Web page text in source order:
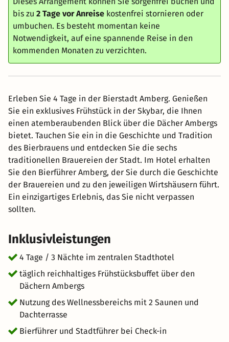
bis zu 2 Tage vor Anreise kostenfrei stornieren oder
umbuchen. Es besteht momentan keine
Notwendigkeit, auf eine spannende Reise in den
kommenden Monaten zu verzichten.
Erleben Sie 4 Tage in der Bierstadt Amberg. Genießen
Sie ein exklusives Frühstück in der Skybar, die Ihnen
einen atemberaubenden Blick über die Dächer Ambergs
bietet. Tauchen Sie ein in die Geschichte und Tradition
des Bierbrauens und entdecken Sie die sechs
traditionellen Brauereien der Stadt. Im Hotel erhalten
Sie den Bierführer Amberg, der Sie durch die Geschichte
der Brauereien und zu den jeweiligen Wirtshäusern führt.
Ein einzigartiges Erlebnis, das Sie nicht verpassen
sollten.
Inklusivleistungen
4 Tage / 3 Nächte im zentralen Stadthotel
täglich reichhaltiges Frühstücksbuffet über den
Dächern Ambergs
Nutzung des Wellnessbereichs mit 2 Saunen und
Dachterrasse
Bierführer und Stadtführer bei Check-in